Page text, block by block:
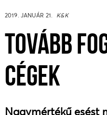
2019. JANUÁR 21. K&K
TOVÁBB
CÉGEK
Nagymértékű esést